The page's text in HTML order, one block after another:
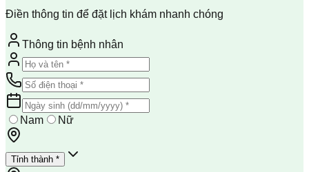
Điền thông tin để đặt lịch khám nhanh chóng
Thông tin bệnh nhân
Nam Nữ
Tỉnh thành *